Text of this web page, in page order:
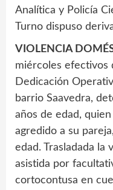
Analítica y Policía
Turno dispuso
VIOLENCIA
miércoles efectivos
Dedicación
barrio Saavedra,
años de edad,
agredido a su
edad. Trasladada la
asistida por
cortocontusa en